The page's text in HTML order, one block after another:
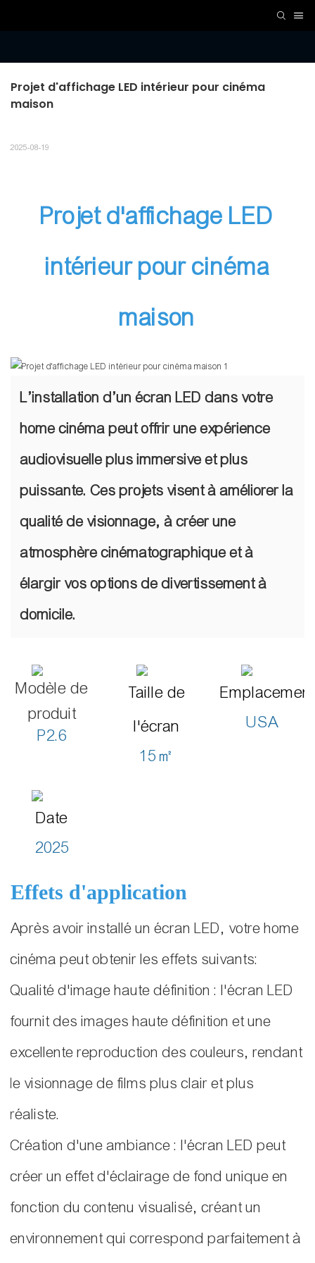
Projet d'affichage LED intérieur pour cinéma
maison
2025-08-19
Projet d'affichage LED
intérieur pour cinéma
maison
L’installation d’un écran LED dans votre
home cinéma peut offrir une expérience
audiovisuelle plus immersive et plus
puissante. Ces projets visent à améliorer la
qualité de visionnage, à créer une
atmosphère cinématographique et à
élargir vos options de divertissement à
domicile.
Modèle de
produit
P2.6
Taille de
l'écran
15㎡
Emplacement
USA
Date
2025
Effets d'application
Après avoir installé un écran LED, votre home
cinéma peut obtenir les effets suivants:
Qualité d'image haute définition : l'écran LED
fournit des images haute définition et une
excellente reproduction des couleurs, rendant
le visionnage de films plus clair et plus
réaliste.
Création d'une ambiance : l'écran LED peut
créer un effet d'éclairage de fond unique en
fonction du contenu visualisé, créant un
environnement qui correspond parfaitement à